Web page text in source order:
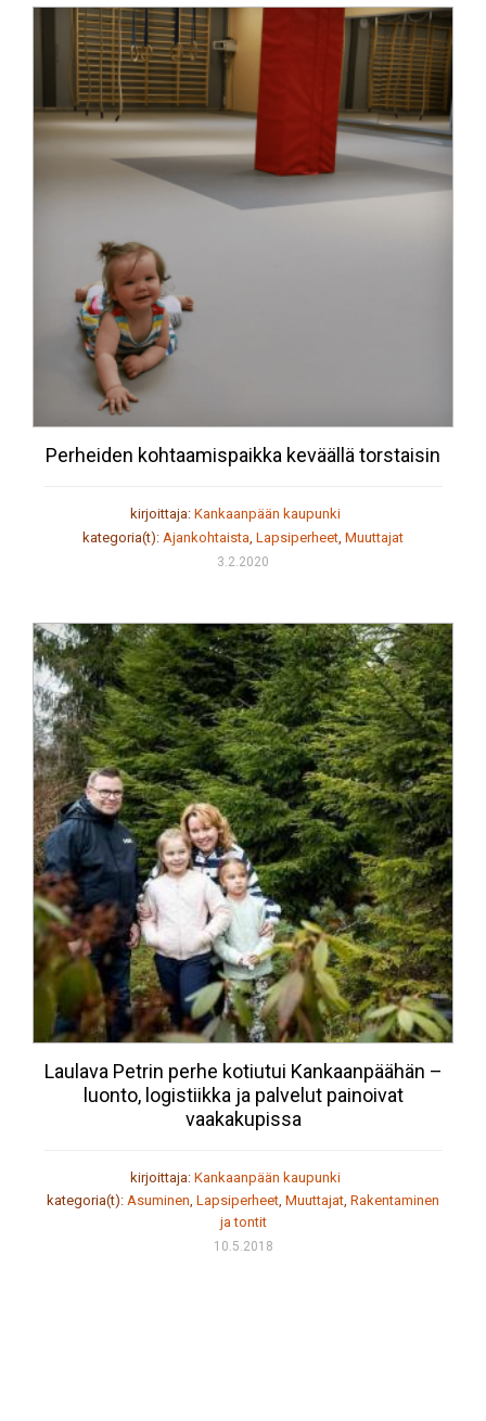
Perheiden kohtaamispaikka keväällä torstaisin
kirjoittaja: Kankaanpään kaupunki
kategoria(t): Ajankohtaista, Lapsiperheet, Muuttajat
3.2.2020
Laulava Petrin perhe kotiutui Kankaanpäähän –
luonto, logistiikka ja palvelut painoivat
vaakakupissa
kirjoittaja: Kankaanpään kaupunki
kategoria(t): Asuminen, Lapsiperheet, Muuttajat, Rakentaminen
ja tontit
10.5.2018